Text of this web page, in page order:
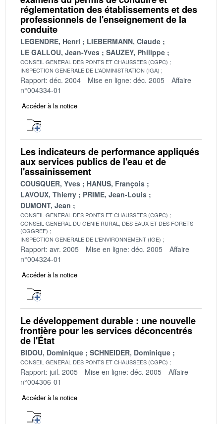
réglementation des établissements et des
professionnels de l'enseignement de la
conduite
LEGENDRE, Henri
LIEBERMANN, Claude
LE GALLOU, Jean-Yves
SAUZEY, Philippe
CONSEIL GENERAL DES PONTS ET CHAUSSEES (CGPC)
INSPECTION GENERALE DE L'ADMINISTRATION (IGA)
Rapport: déc. 2004 Mise en ligne: déc. 2005
Affaire
n°004334-01
Accéder à la notice
Les indicateurs de performance appliqués
aux services publics de l'eau et de
l'assainissement
COUSQUER, Yves
HANUS, François
LAVOUX, Thierry
PRIME, Jean-Louis
DUMONT, Jean
CONSEIL GENERAL DES PONTS ET CHAUSSEES (CGPC)
CONSEIL GENERAL DU GENIE RURAL, DES EAUX ET DES FORETS
(CGGREF)
INSPECTION GENERALE DE L'ENVIRONNEMENT (IGE)
Rapport: avr. 2005 Mise en ligne: déc. 2005
Affaire
n°004324-01
Accéder à la notice
Le développement durable : une nouvelle
frontière pour les services déconcentrés
de l'État
BIDOU, Dominique SCHNEIDER, Dominique
CONSEIL GENERAL DES PONTS ET CHAUSSEES (CGPC)
Rapport: juil. 2005 Mise en ligne: déc. 2005
Affaire
n°004306-01
Accéder à la notice